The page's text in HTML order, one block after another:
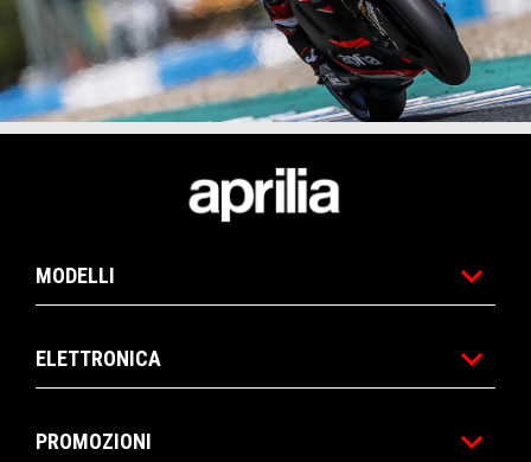
Item
1
Item
1
MODELLI
ELETTRONICA
PROMOZIONI